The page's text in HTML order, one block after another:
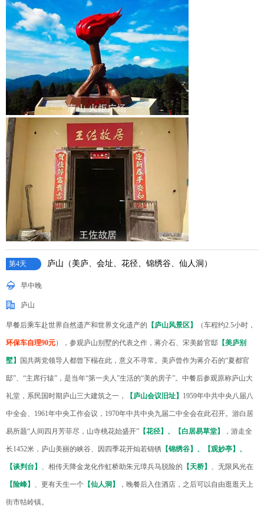
第4天 庐山（美庐、会址、花径、锦绣谷、仙人洞）
早中晚
庐山
早餐后乘车赴世界自然遗产和世界文化遗产的 【庐山风景区】 （车程约2.5小时，
环保车自理90元），参观庐山别墅的代表之作，蒋介石、宋美龄官邸 【美庐别
墅】 国共两党领导人都曾下榻在此，意义不寻常。美庐曾作为蒋介石的“夏都官
邸”、“主席行辕”，是当年“第一夫人”生活的“美的房子”。中餐后参观原称庐山大
礼堂，系民国时期庐山三大建筑之一， 【庐山会议旧址】 1959年中共中央八届八
中全会、1961年中央工作会议，1970年中共中央九届二中全会在此召开。游白居
易所题“人间四月芳菲尽，山寺桃花始盛开” 【花径】、【白居易草堂】 ，游走全
长1452米，庐山美丽的峡谷、因四季花开灿若锦锈 【锦绣谷】、【观妙亭】、
【谈判台】 、相传天降金龙化作虹桥助朱元璋兵马脱险的 【天桥】 、无限风光在
【险峰】 、更有天生一个 【仙人洞】 ，晚餐后入住酒店，之后可以自由逛逛天上
街市牯岭镇。